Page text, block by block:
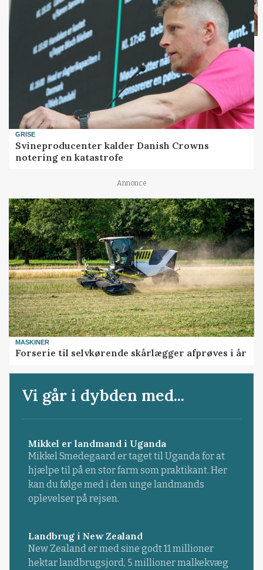
GRISE
Svineproducenter kalder Danish Crowns
notering en katastrofe
Annonce
MASKINER
Forserie til selvkørende skårlægger afprøves i år
Vi går i dybden med...
Mikkel er landmand i Uganda
Mikkel Smedegaard er taget til Uganda for at
hjælpe til på en stor farm som praktikant. Her
kan du følge med i den unge landmands
oplevelser på rejsen.
Landbrug i New Zealand
New Zealand er med sine godt 11 millioner
hektar landbrugsjord, 5 millioner malkekvæg